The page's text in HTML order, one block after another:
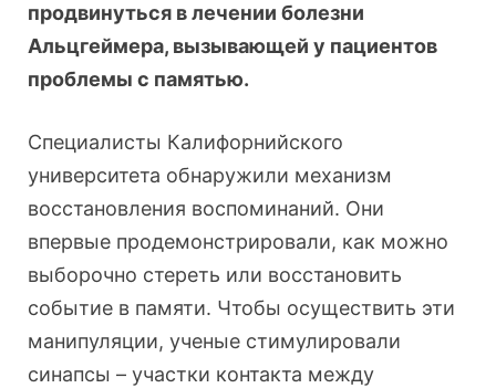
продвинуться в лечении болезни
Альцгеймера, вызывающей у пациентов
проблемы с памятью.
Специалисты Калифорнийского
университета обнаружили механизм
восстановления воспоминаний. Они
впервые продемонстрировали, как можно
выборочно стереть или восстановить
событие в памяти. Чтобы осуществить эти
манипуляции, ученые стимулировали
синапсы – участки контакта между